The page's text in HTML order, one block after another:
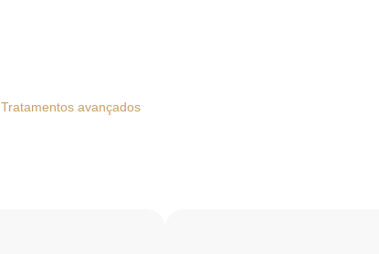
Tratamentos avançados